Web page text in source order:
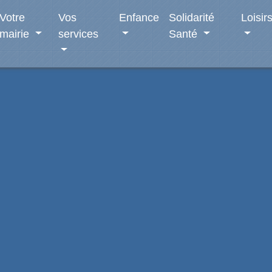
Votre
mairie
Vos
services
Enfance
Solidarité
Santé
Loisirs